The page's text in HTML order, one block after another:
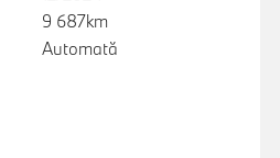
9 687km
Automată